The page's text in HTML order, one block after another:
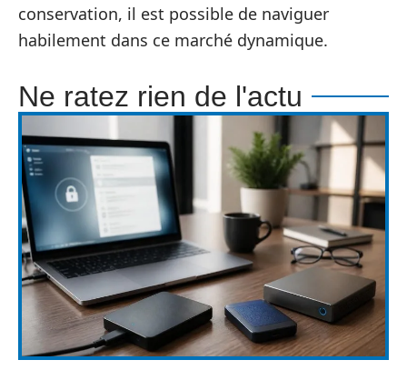
conservation, il est possible de naviguer
habilement dans ce marché dynamique.
Ne ratez rien de l'actu